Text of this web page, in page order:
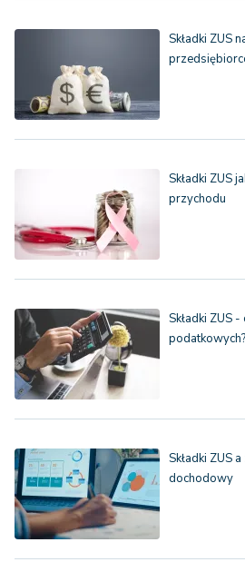
Składki ZUS
Składki ZUS
przychodu
Składki ZUS
podatkowych?
Składki ZUS
dochodowy